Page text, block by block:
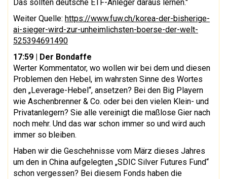
Das sollten deutsche ETF-Anleger daraus lernen."
Weiter Quelle: https://www.fuw.ch/korea-der-bisherige-
ai-sieger-wird-zur-unheimlichsten-boerse-der-welt-
525394691490
17:59 | Der Bondaffe
Werter Kommentator, wo wollen wir bei dem und diesen
Problemen den Hebel, im wahrsten Sinne des Wortes
den „Leverage-Hebel“, ansetzen? Bei den Big Playern
wie Aschenbrenner & Co. oder bei den vielen Klein- und
Privatanlegern? Sie alle vereinigt die maßlose Gier nach
noch mehr. Und das war schon immer so und wird auch
immer so bleiben.
Haben wir die Geschehnisse vom März dieses Jahres
um den in China aufgelegten „SDIC Silver Futures Fund“
schon vergessen? Bei diesem Fonds haben die